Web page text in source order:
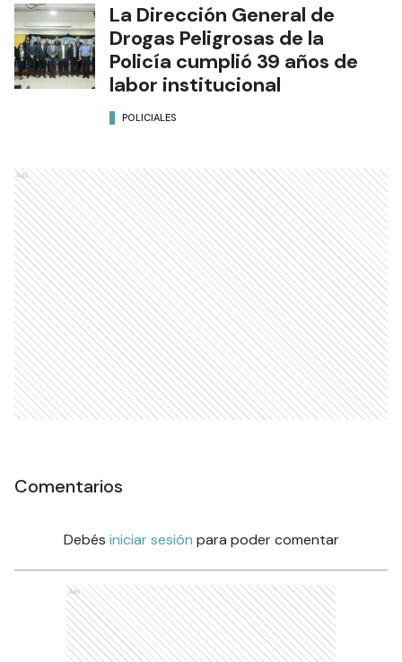
La Dirección General de
Drogas Peligrosas de la
Policía cumplió 39 años de
labor institucional
POLICIALES
Ads
Comentarios
Debés iniciar sesión para poder comentar
Ads